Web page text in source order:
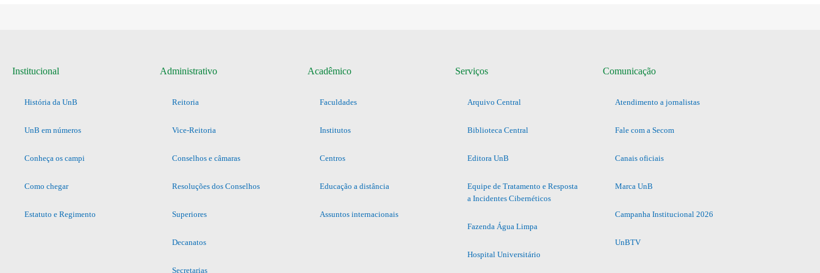
Institucional
História da UnB
UnB em números
Conheça os campi
Como chegar
Estatuto e Regimento
Administrativo
Reitoria
Vice-Reitoria
Conselhos e câmaras
Resoluções dos Conselhos
Superiores
Decanatos
Secretarias
Acadêmico
Faculdades
Institutos
Centros
Educação a distância
Assuntos internacionais
Serviços
Arquivo Central
Biblioteca Central
Editora UnB
Equipe de Tratamento e Resposta
a Incidentes Cibernéticos
Fazenda Água Limpa
Hospital Universitário
Comunicação
Atendimento a jornalistas
Fale com a Secom
Canais oficiais
Marca UnB
Campanha Institucional 2026
UnBTV